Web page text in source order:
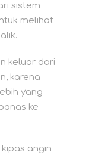
sistem
melihat
keluar dari
karena
yang
ke
angin